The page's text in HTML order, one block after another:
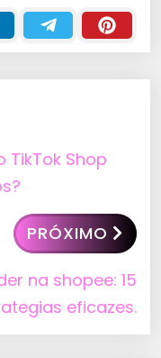
TikTok Shop
PRÓXIMO
na shopee: 15
eficazes.